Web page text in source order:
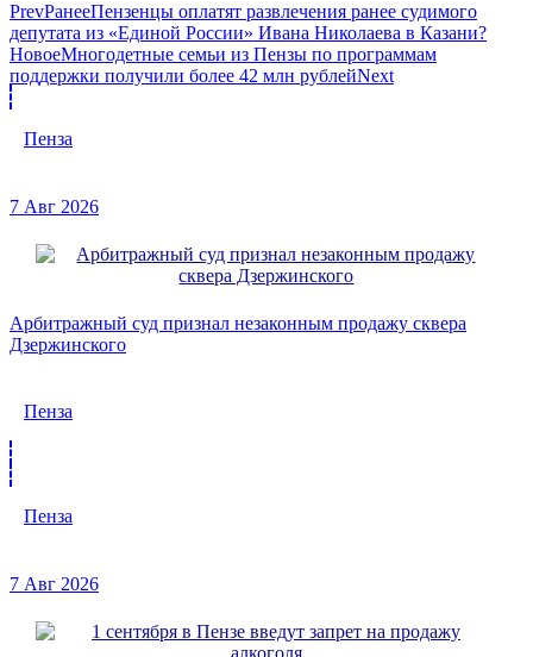
PrevРанееПензенцы оплатят развлечения ранее судимого
депутата из «Единой России» Ивана Николаева в Казани?
НовоеМногодетные семьи из Пензы по программам
поддержки получили более 42 млн рублейNext
Пенза
7 Авг 2026
Арбитражный суд признал незаконным продажу сквера
Дзержинского
Пенза
Пенза
7 Авг 2026